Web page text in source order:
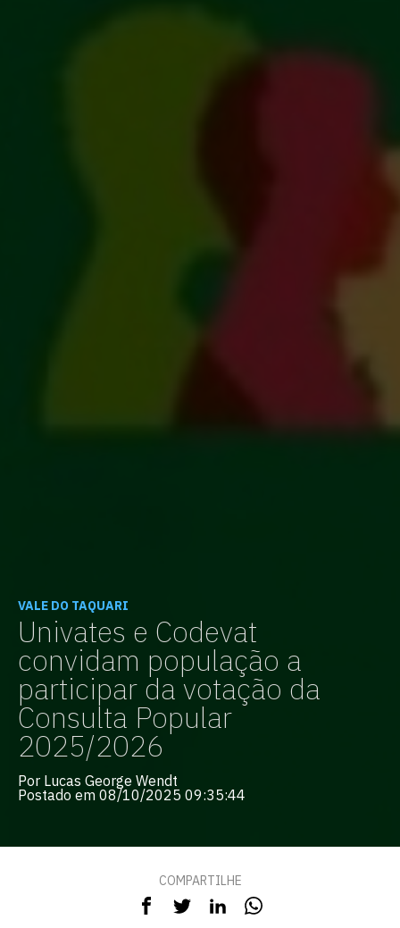
VALE DO TAQUARI
Univates e Codevat
convidam população a
participar da votação da
Consulta Popular
2025/2026
Por Lucas George Wendt
Postado em 08/10/2025 09:35:44
COMPARTILHE
quer concorrer: